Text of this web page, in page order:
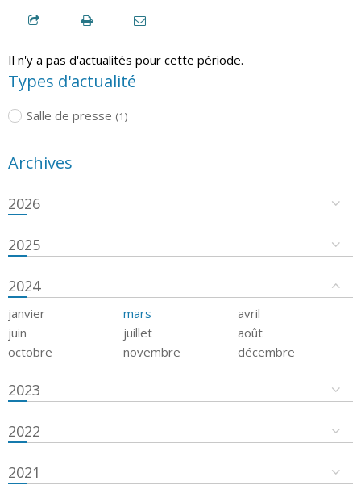
Il n'y a pas d'actualités pour cette période.
Types d'actualité
Salle de presse (1)
Archives
2026
2025
2024
janvier mars
avril
juin
juillet
août
octobre
novembre décembre
2023
2022
2021